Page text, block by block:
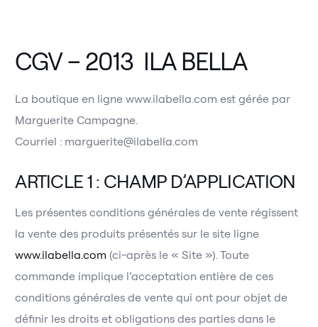
CGV – 2013 ILA BELLA
La boutique en ligne www.ilabella.com est gérée par
Marguerite Campagne.
Courriel : marguerite@ilabella.com
ARTICLE 1 : CHAMP D’APPLICATION
Les présentes conditions générales de vente régissent
la vente des produits présentés sur le site ligne
www.ilabella.com (ci-après le « Site »). Toute
commande implique l’acceptation entière de ces
conditions générales de vente qui ont pour objet de
définir les droits et obligations des parties dans le